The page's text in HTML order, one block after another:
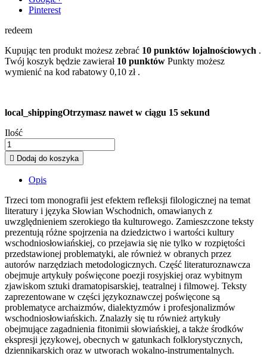
Pinterest
redeem
Kupując ten produkt możesz zebrać 10 punktów lojalnościowych .
Twój koszyk będzie zawierał 10 punktów Punkty możesz
wymienić na kod rabatowy 0,10 zł.
local_shippingOtrzymasz nawet w ciągu 15 sekund
Ilość
 Dodaj do koszyka
Opis
Trzeci tom monografii jest efektem refleksji filologicznej na temat
literatury i języka Słowian Wschodnich, omawianych z
uwzględnieniem szerokiego tła kulturowego. Zamieszczone teksty
prezentują różne spojrzenia na dziedzictwo i wartości kultury
wschodniosłowiańskiej, co przejawia się nie tylko w rozpiętości
przedstawionej problematyki, ale również w obranych przez
autorów narzędziach metodologicznych. Część literaturoznawcza
obejmuje artykuły poświęcone poezji rosyjskiej oraz wybitnym
zjawiskom sztuki dramatopisarskiej, teatralnej i filmowej. Teksty
zaprezentowane w części językoznawczej poświęcone są
problematyce archaizmów, dialektyzmów i profesjonalizmów
wschodniosłowiańskich. Znalazły się tu również artykuły
obejmujące zagadnienia fitonimii słowiańskiej, a także środków
ekspresji językowej, obecnych w gatunkach folklorystycznych,
dziennikarskich oraz w utworach wokalno-instrumentalnych.